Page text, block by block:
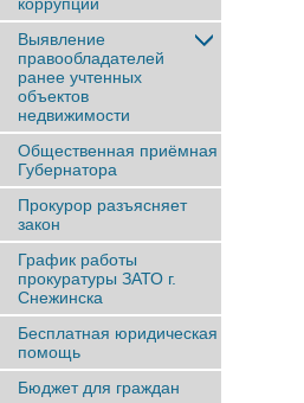
Выявление
правообладателей
ранее учтенныx
объектов
недвижимости
Общественная приёмная
Губернатора
Прокурор разъясняет
закон
График работы
прокуратуры ЗАТО г.
Снежинска
Бесплатная юридическая
помощь
Бюджет для граждан